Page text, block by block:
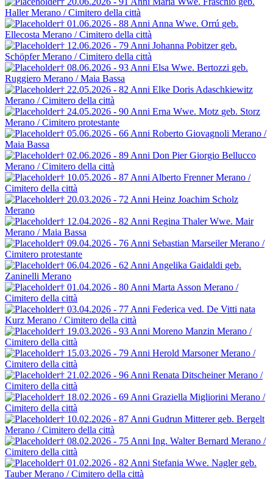
HallerMerano / Cimitero della città
† 01.06.2026 - 88 Anni Anna Wwe. Orrú geb.
Ellecosta Merano / Cimitero della città
† 12.06.2026 - 79 Anni Johanna Pobitzer geb.
SchöpferMerano / Cimitero della città
† 08.06.2026 - 93 Anni Elsa Wwe. Bertozzi geb.
Ruggiero Merano / Maia Bassa
† 22.05.2026 - 82 Anni Elke Doris Adaschkiewitz
Merano / Cimitero della città
† 24.05.2026 - 90 Anni Erna Wwe. Motz geb. Storz
Merano / Cimitero protestante
† 05.06.2026 - 66 Anni Roberto Giovagnoli Merano /
Maia Bassa
† 02.06.2026 - 89 Anni Don Pier Giorgio Bellucco
Merano / Cimitero della città
† 10.05.2026 - 87 Anni Alberto FrennerMerano /
Cimitero della città
† 20.03.2026 - 72 Anni Heinz Joachim Scholz
Merano
† 12.04.2026 - 82 Anni Regina ThalerWwe. Mair
Merano / Maia Bassa
† 09.04.2026 - 76 Anni Sebastian MarseilerMerano /
Cimitero protestante
† 06.04.2026 - 62 Anni Angelika Gaidaldi geb.
Zaninelli Merano
† 01.04.2026 - 80 Anni Marta Asson Merano /
Cimitero della città
† 03.04.2026 - 77 Anni Federica ved. De Vitti nata
Kurz Merano / Cimitero della città
† 19.03.2026 - 93 Anni Moreno Manzin Merano /
Cimitero della città
† 15.03.2026 - 79 Anni Herold MarsonerMerano /
Cimitero della città
† 21.02.2026 - 96 Anni Renata DitscheinerMerano /
Cimitero della città
† 18.02.2026 - 69 Anni Graziella Migliorini Merano /
Cimitero della città
† 10.02.2026 - 87 Anni Gudrun Mitterer geb. Bergelt
Merano / Cimitero della città
† 08.02.2026 - 75 Anni Ing. Walter Bernard Merano /
Cimitero della città
† 01.02.2026 - 82 Anni Stefania Wwe. Nagler geb.
TauberMerano / Cimitero della città